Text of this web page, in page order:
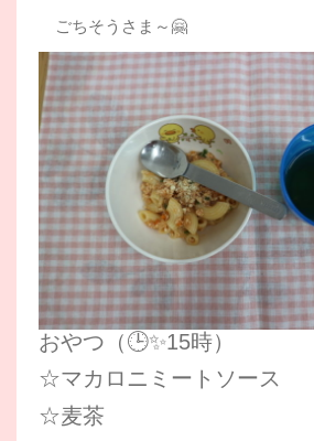
ごちそうさま～🤗
おやつ（🕒✨15時）
☆マカロニミートソース
☆麦茶